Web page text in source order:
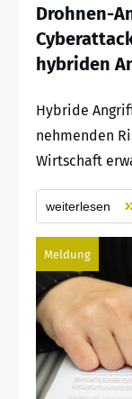
Drohnen-
hybriden
Hybride
nehmenden
Wirtschaft
weiterlesen
Meldung